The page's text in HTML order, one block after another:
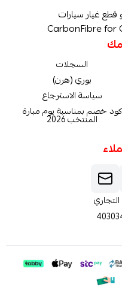
قطع غيار سيارات
CarbonFibre for
السجلات
بوري (هرن)
سياسة الاسترجاع
كود خصم بمناسبة يوم مبارة
المنتخب 2026